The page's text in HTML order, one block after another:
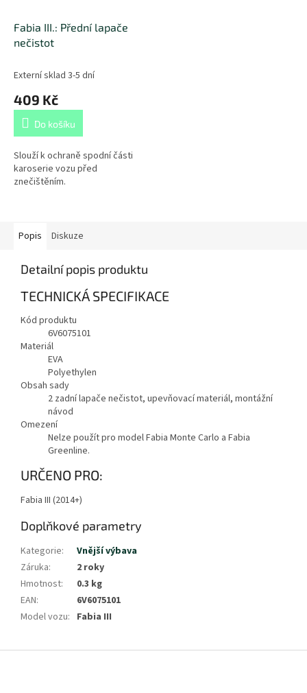
Fabia III.: Přední lapače
nečistot
Externí sklad 3-5 dní
409 Kč
Do košíku
Slouží k ochraně spodní části
karoserie vozu před
znečištěním.
Popis Diskuze
Detailní popis produktu
TECHNICKÁ SPECIFIKACE
Kód produktu
6V6075101
Materiál
EVA
Polyethylen
Obsah sady
2 zadní lapače nečistot, upevňovací materiál, montážní
návod
Omezení
Nelze použít pro model Fabia Monte Carlo a Fabia
Greenline.
URČENO PRO:
Fabia III (2014+)
Doplňkové parametry
Kategorie:
Vnější výbava
Záruka:
2 roky
Hmotnost:
0.3 kg
EAN:
6V6075101
Model vozu: Fabia III